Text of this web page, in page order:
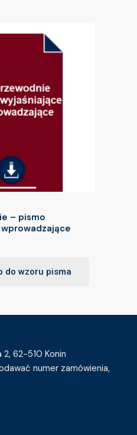
– pismo
do wzoru pisma
62-510 Konin
numer zamówienia,